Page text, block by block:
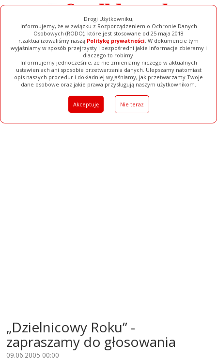
Drogi Użytkowniku,
Informujemy, że w związku z Rozporządzeniem o Ochronie Danych
Osobowych (RODO), które jest stosowane od 25 maja 2018
r.zaktualizowaliśmy naszą Politykę prywatności. W dokumencie tym
wyjaśniamy w sposób przejrzysty i bezpośredni jakie informacje zbieramy i
dlaczego to robimy.
Informujemy jednocześnie, że nie zmieniamy niczego w aktualnych
ustawieniach ani sposobie przetwarzania danych. Ulepszamy natomiast
opis naszych procedur i dokładniej wyjaśniamy, jak przetwarzamy Twoje
dane osobowe oraz jakie prawa przysługują naszym użytkownikom.
Akceptuję Nie teraz
Ogłoszenia Filmy Galerie Baza Firm Pełna Wersja
„Dzielnicowy Roku” -
zapraszamy do głosowania
09.06.2005 00:00